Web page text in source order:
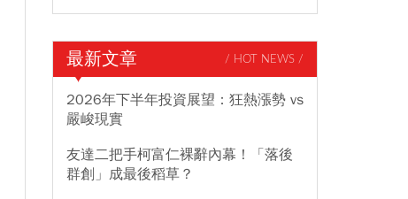
最新文章 / HOT NEWS /
2026年下半年投資展望：狂熱漲勢 vs
嚴峻現實
友達二把手柯富仁裸辭內幕！「落後
群創」成最後稻草？